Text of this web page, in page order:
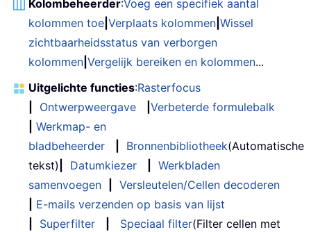
Kolombeheerder:Voeg een specifiek aantal
kolommen toe Verplaats kolommen Wissel
zichtbaarheidsstatus van verborgen
kolommen Vergelijk bereiken en kolommen...
Uitgelichte functies:Rasterfocus
Ontwerpweergave
Verbeterde formulebalk
Werkmap- en
bladbeheerder
Bronnenbibliotheek(Automatische
tekst)
Datumkiezer
Werkbladen
samenvoegen
Versleutelen/Cellen decoderen
E-mails verzenden op basis van lijst
Superfilter Speciaal filter(Filter cellen met